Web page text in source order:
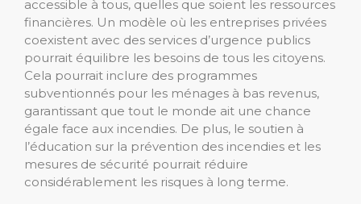
accessible à tous, quelles que soient les ressources
financières. Un modèle où les entreprises privées
coexistent avec des services d’urgence publics
pourrait équilibre les besoins de tous les citoyens.
Cela pourrait inclure des programmes
subventionnés pour les ménages à bas revenus,
garantissant que tout le monde ait une chance
égale face aux incendies. De plus, le soutien à
l’éducation sur la prévention des incendies et les
mesures de sécurité pourrait réduire
considérablement les risques à long terme.